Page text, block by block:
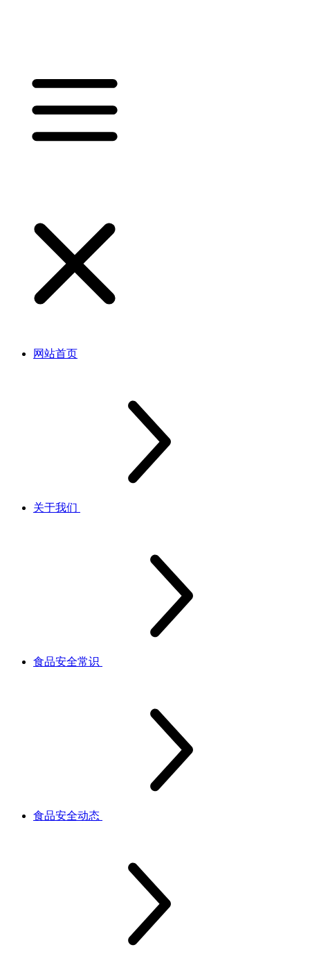
网站首页
关于我们
食品安全常识
食品安全动态